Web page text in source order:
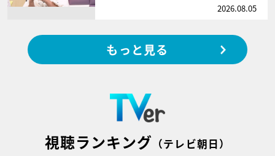
2026.08.05
もっと見る
視聴ランキング （テレビ朝日）